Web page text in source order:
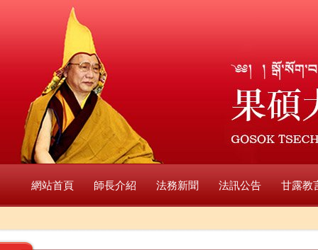
網站首頁 師長介紹 法務新聞 法訊公告 甘露教